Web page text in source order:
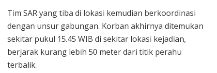
Tim SAR yang tiba di lokasi kemudian berkoordinasi
dengan unsur gabungan. Korban akhirnya ditemukan
sekitar pukul 15.45 WIB di sekitar lokasi kejadian,
berjarak kurang lebih 50 meter dari titik perahu
terbalik.